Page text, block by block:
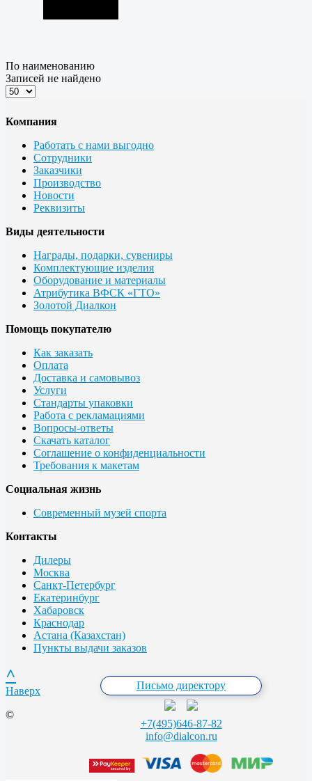
По наименованию
Записей не найдено
Компания
Работать с нами выгодно
Сотрудники
Заказчики
Производство
Новости
Реквизиты
Виды деятельности
Награды, подарки, сувениры
Комплектующие изделия
Оборудование и материалы
Атрибутика ВФСК «ГТО»
Золотой Диалкон
Помощь покупателю
Как заказать
Оплата
Доставка и самовывоз
Услуги
Стандарты упаковки
Работа с рекламациями
Вопросы-ответы
Скачать каталог
Соглашение о конфиденциальности
Требования к макетам
Социальная жизнь
Современный музей спорта
Контакты
Дилеры
Москва
Санкт-Петербург
Екатеринбург
Хабаровск
Краснодар
Астана (Казахстан)
Пункты выдачи заказов
Письмо директору
+7(495)646-87-82
info@dialcon.ru
^
Наверх
©